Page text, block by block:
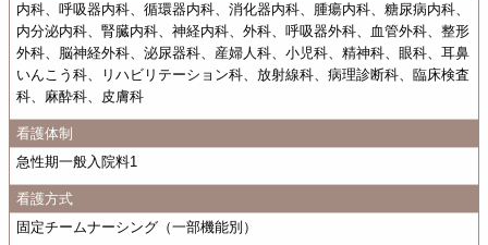
内科、呼吸器内科、循環器内科、消化器内科、腫瘍内科、糖尿病内科、
内分泌内科、腎臓内科、神経内科、外科、呼吸器外科、血管外科、整形
外科、脳神経外科、泌尿器科、産婦人科、小児科、精神科、眼科、耳鼻
いんこう科、リハビリテーション科、放射線科、病理診断科、臨床検査
科、麻酔科、皮膚科
看護体制
急性期一般入院料1
看護方式
固定チームナーシング（一部機能別）